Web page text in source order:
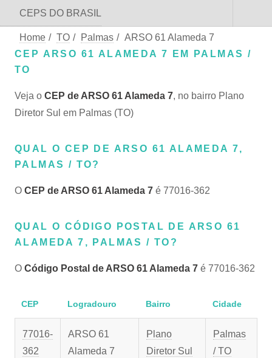
CEPS DO BRASIL
Home / TO / Palmas / ARSO 61 Alameda 7
CEP ARSO 61 ALAMEDA 7 EM PALMAS /
TO
Veja o CEP de ARSO 61 Alameda 7, no bairro Plano
Diretor Sul em Palmas (TO)
QUAL O CEP DE ARSO 61 ALAMEDA 7,
PALMAS / TO?
O CEP de ARSO 61 Alameda 7 é 77016-362
QUAL O CÓDIGO POSTAL DE ARSO 61
ALAMEDA 7, PALMAS / TO?
O Código Postal de ARSO 61 Alameda 7 é 77016-362
CEP Logradouro Bairro Cidade
77016-
362
ARSO 61
Alameda 7
Plano
Diretor Sul
Palmas
/ TO